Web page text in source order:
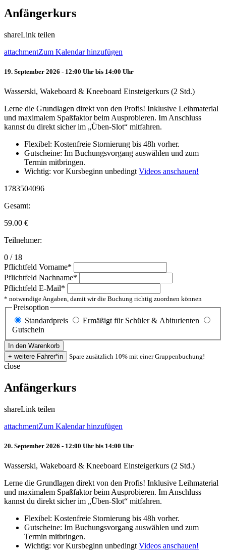
Anfängerkurs
shareLink teilen
attachmentZum Kalendar hinzufügen
19. September 2026 - 12:00 Uhr bis 14:00 Uhr
Wasserski, Wakeboard & Kneeboard Einsteigerkurs (2 Std.)
Lerne die Grundlagen direkt von den Profis! Inklusive Leihmaterial
und maximalem Spaßfaktor beim Ausprobieren. Im Anschluss
kannst du direkt sicher im „Üben-Slot“ mitfahren.
Flexibel: Kostenfreie Stornierung bis 48h vorher.
Gutscheine: Im Buchungsvorgang auswählen und zum
Termin mitbringen.
Wichtig: vor Kursbeginn unbedingtVideos anschauen!
1783504096
Gesamt:
59.00 €
Teilnehmer:
0 / 18
Pflichtfeld Vorname*
Pflichtfeld Nachname*
Pflichtfeld E-Mail*
* notwendige Angaben, damit wir die Buchung richtig zuordnen können
Preisoption
Standardpreis
Ermäßigt für Schüler & Abiturienten
Gutschein
Spare zusätzlich 10% mit einer Gruppenbuchung!
close
Anfängerkurs
shareLink teilen
attachmentZum Kalendar hinzufügen
20. September 2026 - 12:00 Uhr bis 14:00 Uhr
Wasserski, Wakeboard & Kneeboard Einsteigerkurs (2 Std.)
Lerne die Grundlagen direkt von den Profis! Inklusive Leihmaterial
und maximalem Spaßfaktor beim Ausprobieren. Im Anschluss
kannst du direkt sicher im „Üben-Slot“ mitfahren.
Flexibel: Kostenfreie Stornierung bis 48h vorher.
Gutscheine: Im Buchungsvorgang auswählen und zum
Termin mitbringen.
Wichtig: vor Kursbeginn unbedingt Videos anschauen!